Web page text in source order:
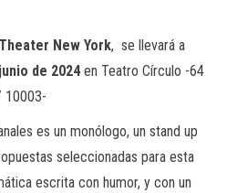
New York, se llevará a
de 2024en Teatro Círculo -64
10003-
es un monólogo, un stand up
seleccionadas para esta
escrita con humor, y con un